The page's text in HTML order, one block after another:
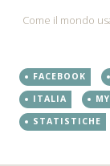
Come il mondo
FACEBOOK
ITALIA
STATISTICHE